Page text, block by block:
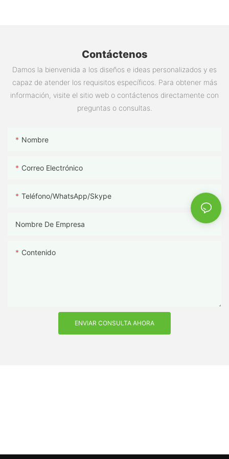
Contáctenos
Damos la bienvenida a los diseños e ideas personalizados y es
capaz de atender los requisitos específicos. Para obtener más
información, visite el sitio web o contáctenos directamente con
preguntas o consultas.
Nombre
Correo Electrónico
Teléfono/WhatsApp/Skype
Nombre De Empresa
Contenido
ENVIAR CONSULTA AHORA